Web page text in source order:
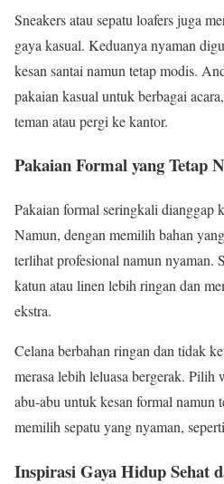
Sneakers atau sepatu loafers juga
gaya kasual. Keduanya nyaman
kesan santai namun tetap modis.
pakaian kasual untuk berbagai
teman atau pergi ke kantor.
Pakaian Formal yang Tetap
Pakaian formal seringkali dianggap
Namun, dengan memilih bahan
terlihat profesional namun nyaman.
katun atau linen lebih ringan dan
ekstra.
Celana berbahan ringan dan tidak
merasa lebih leluasa bergerak. Pilih
abu-abu untuk kesan formal namun
memilih sepatu yang nyaman,
Inspirasi Gaya Hidup Sehat